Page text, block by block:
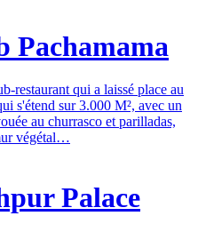
Pachamama
restaurant qui a laissé place au
s'étend sur 3.000 M², avec un
au churrasco et parilladas,
végétal…
Palace